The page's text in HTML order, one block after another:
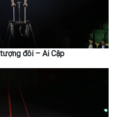
đôi – Ai Cập